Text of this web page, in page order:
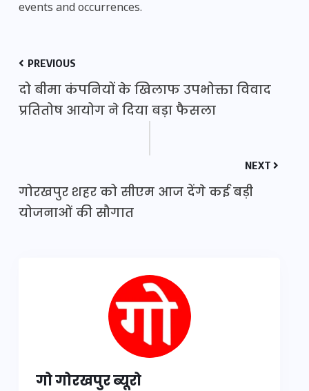
events and occurrences.
PREVIOUS
दो बीमा कंपनियों के खिलाफ उपभोक्ता विवाद
प्रतितोष आयोग ने दिया बड़ा फैसला
NEXT
गोरखपुर शहर को सीएम आज देंगे कई बड़ी
योजनाओं की सौगात
गो गोरखपुर ब्यूरो